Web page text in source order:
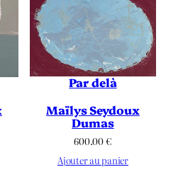
Par delà
Maïlys Seydoux
Dumas
600.00€
Ajouter au panier